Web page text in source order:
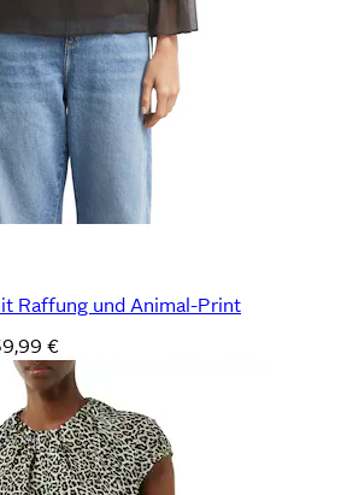
Raffung und Animal-Print
€